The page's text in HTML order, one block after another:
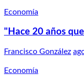
Economía
"Hace 20 años
Francisco González
Economía